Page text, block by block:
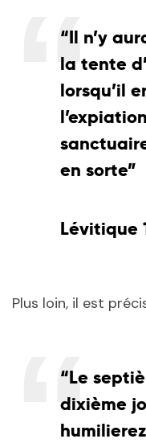
“Il n’y
la tente
lorsqu’il
en sorte”
Lévitique
Plus loin, il est
“Le
dixième